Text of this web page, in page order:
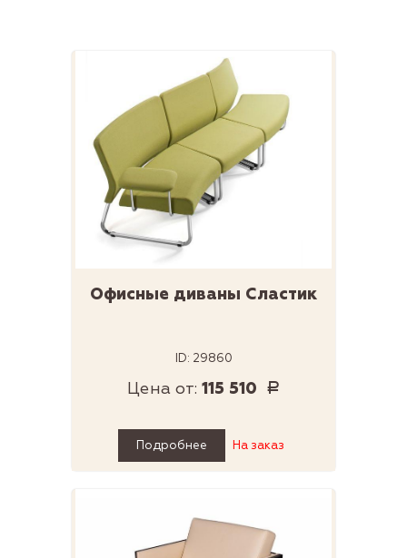
Офисные диваны Сластик
ID: 29860
Цена от: 115 510 Р
Подробнее На заказ